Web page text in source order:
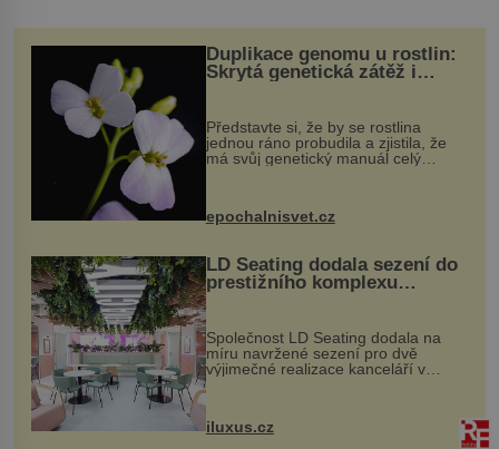
Duplikace genomu u rostlin:
Skrytá genetická zátěž i
Představte si, že by se rostlina
jednou ráno probudila a zjistila, že
má svůj genetický manuál celý
vstupenka...
epochalnisvet.cz
LD Seating dodala sezení do
prestižního komplexu
MediaCityUK v Salfordu
Společnost LD Seating dodala na
míru navržené sezení pro dvě
výjimečné realizace kanceláří v
areálu MediaCityUK v anglickém
budov Media...
iluxus.cz